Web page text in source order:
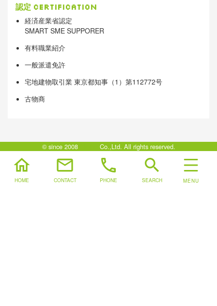
認定 Certification
経済産業省認定
SMART SME SUPPORER
有料職業紹介
一般派遣免許
宅地建物取引業 東京都知事（1）第112772号
古物商
© since 2008 Co.,Ltd. All rights reserved.
home
HOME
mail
CONTACT
phone
PHONE
search
SEARCH